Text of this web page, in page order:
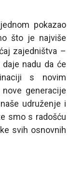
pokazao
što je najviše
zajedništva –
nadu da će
s novim
generacije
udruženje i
smo s radošću
svih osnovnih